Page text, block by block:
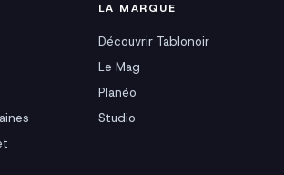
LA MARQUE
Découvrir Tablonoir
Le Mag
Planéo
Studio